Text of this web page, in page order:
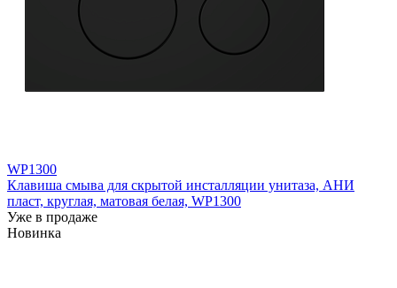
WP1300
Клавиша смыва для скрытой инсталляции унитаза, АНИ
пласт, круглая, матовая белая, WP1300
Уже в продаже
Новинка